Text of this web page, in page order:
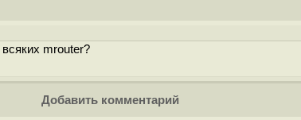
mrouter?
Добавить комментарий